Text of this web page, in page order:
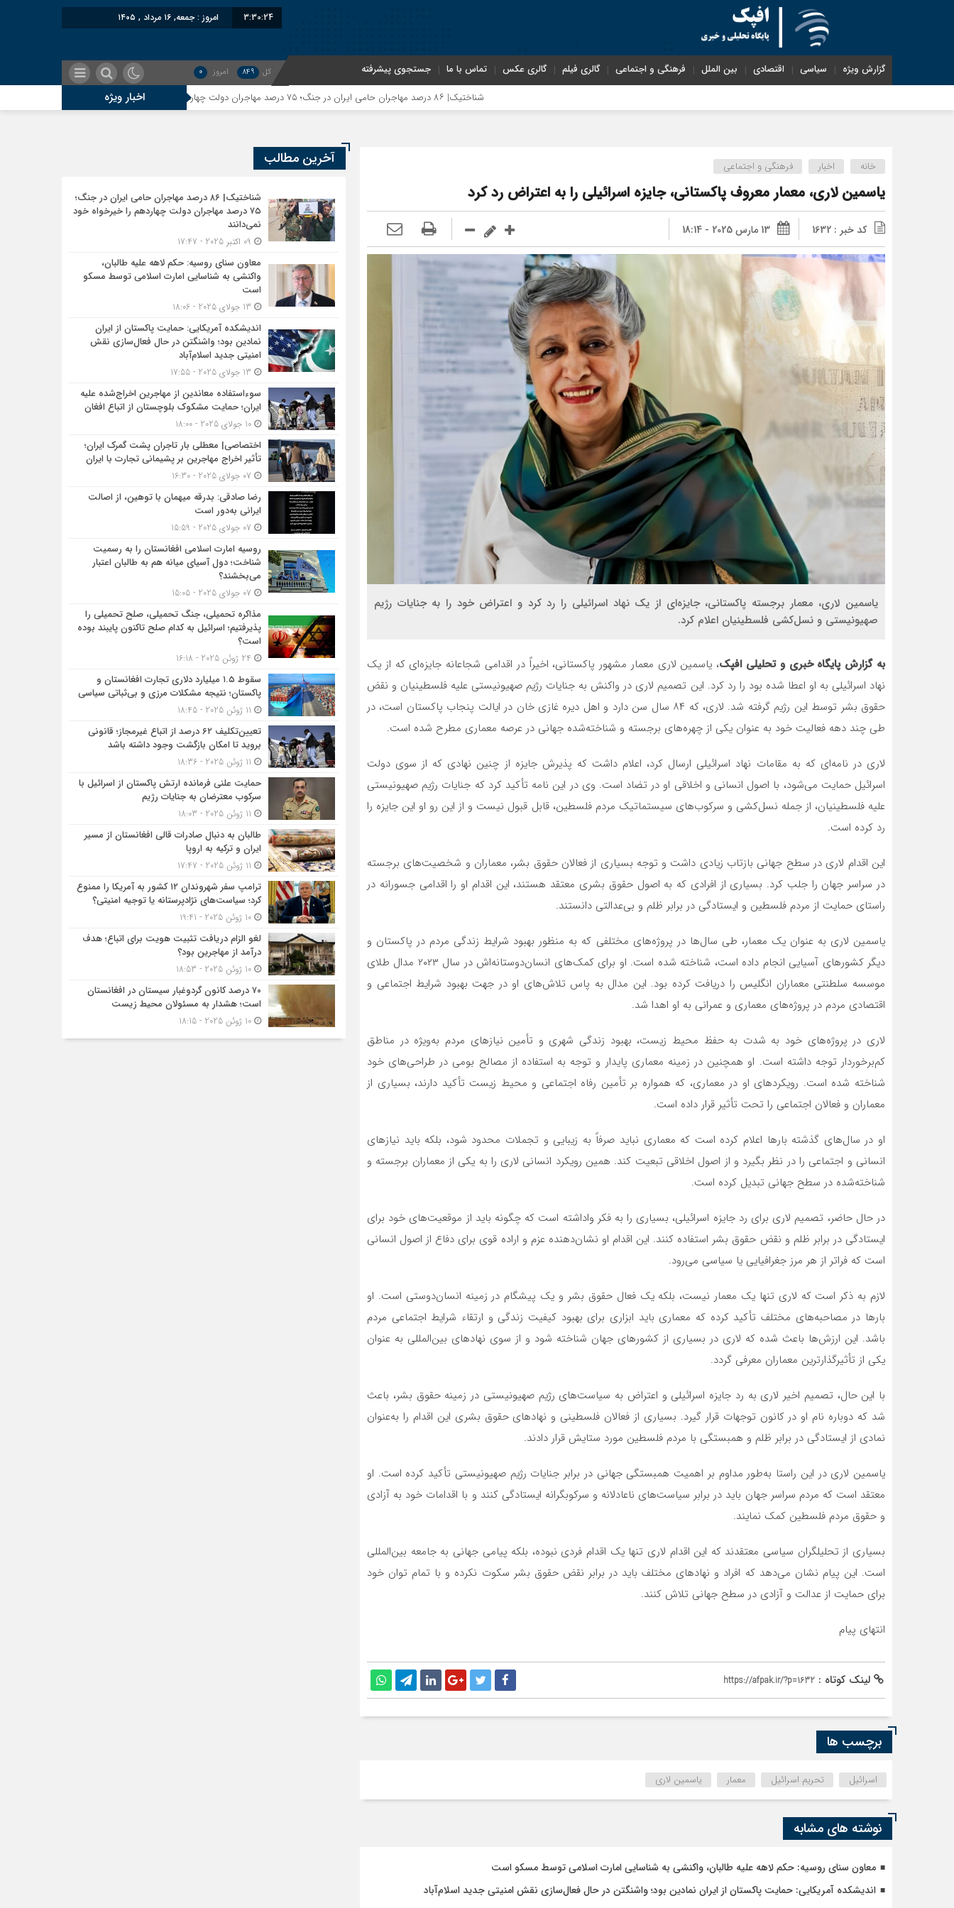
3:30:25 امروز : جمعه, ۱۶ مرداد , ۱۴۰۵
گزارش ویژه سیاسی اقتصادی بین الملل فرهنگی و اجتماعی گالری فیلم گالری عکس تماس با ما جستجوی پیشرفته کل 849 امروز 0
اخبار ویژهمعاون سنای روسیه: حکم
خانه اخبار فرهنگی و اجتماعی
یاسمین لاری، معمار معروف پاکستانی، جایزه اسرائیلی را به اعتراض رد کرد
کد خبر : 1632 13 مارس 2025 - 18:14
یاسمین لاری، معمار برجسته پاکستانی، جایزه‌ای از یک نهاد اسرائیلی را رد کرد و اعتراض خود را به جنایات رژیم
صهیونیستی و نسل‌کشی فلسطینیان اعلام کرد.
به گزارش پایگاه خبری و تحلیلی افپک، یاسمین لاری معمار مشهور پاکستانی، اخیراً در اقدامی شجاعانه جایزه‌ای که از یک
نهاد اسرائیلی به او اعطا شده بود را رد کرد. این تصمیم لاری در واکنش به جنایات رژیم صهیونیستی علیه فلسطینیان و نقض
حقوق بشر توسط این رژیم گرفته شد. لاری، که ۸۴ سال سن دارد و اهل دیره غازی خان در ایالت پنجاب پاکستان است، در
طی چند دهه فعالیت خود به عنوان یکی از چهره‌های برجسته و شناخته‌شده جهانی در عرصه معماری مطرح شده است.
لاری در نامه‌ای که به مقامات نهاد اسرائیلی ارسال کرد، اعلام داشت که پذیرش جایزه از چنین نهادی که از سوی دولت
اسرائیل حمایت می‌شود، با اصول انسانی و اخلاقی او در تضاد است. وی در این نامه تأکید کرد که جنایات رژیم صهیونیستی
علیه فلسطینیان، از جمله نسل‌کشی و سرکوب‌های سیستماتیک مردم فلسطین، قابل قبول نیست و از این رو او این جایزه را
رد کرده است.
این اقدام لاری در سطح جهانی بازتاب زیادی داشت و توجه بسیاری از فعالان حقوق بشر، معماران و شخصیت‌های برجسته
در سراسر جهان را جلب کرد. بسیاری از افرادی که به اصول حقوق بشری معتقد هستند، این اقدام او را اقدامی جسورانه در
راستای حمایت از مردم فلسطین و ایستادگی در برابر ظلم و بی‌عدالتی دانستند.
یاسمین لاری به عنوان یک معمار، طی سال‌ها در پروژه‌های مختلفی که به منظور بهبود شرایط زندگی مردم در پاکستان و
دیگر کشورهای آسیایی انجام داده است، شناخته شده است. او برای کمک‌های انسان‌دوستانه‌اش در سال ۲۰۲۳ مدال طلای
موسسه سلطنتی معماران انگلیس را دریافت کرده بود. این مدال به پاس تلاش‌های او در جهت بهبود شرایط اجتماعی و
اقتصادی مردم در پروژه‌های معماری و عمرانی به او اهدا شد.
لاری در پروژه‌های خود به شدت به حفظ محیط زیست، بهبود زندگی شهری و تأمین نیازهای مردم به‌ویژه در مناطق
کم‌برخوردار توجه داشته است. او همچنین در زمینه معماری پایدار و توجه به استفاده از مصالح بومی در طراحی‌های خود
شناخته شده است. رویکردهای او در معماری، که همواره بر تأمین رفاه اجتماعی و محیط زیست تأکید دارند، بسیاری از
معماران و فعالان اجتماعی را تحت تأثیر قرار داده است.
او در سال‌های گذشته بارها اعلام کرده است که معماری نباید صرفاً به زیبایی و تجملات محدود شود، بلکه باید نیازهای
انسانی و اجتماعی را در نظر بگیرد و از اصول اخلاقی تبعیت کند. همین رویکرد انسانی لاری را به یکی از معماران برجسته و
شناخته‌شده در سطح جهانی تبدیل کرده است.
در حال حاضر، تصمیم لاری برای رد جایزه اسرائیلی، بسیاری را به فکر واداشته است که چگونه باید از موقعیت‌های خود برای
ایستادگی در برابر ظلم و نقض حقوق بشر استفاده کنند. این اقدام او نشان‌دهنده عزم و اراده قوی برای دفاع از اصول انسانی
است که فراتر از هر مرز جغرافیایی یا سیاسی می‌رود.
لازم به ذکر است که لاری تنها یک معمار نیست، بلکه یک فعال حقوق بشر و یک پیشگام در زمینه انسان‌دوستی است. او
بارها در مصاحبه‌های مختلف تأکید کرده که معماری باید ابزاری برای بهبود کیفیت زندگی و ارتقاء شرایط اجتماعی مردم
باشد. این ارزش‌ها باعث شده که لاری در بسیاری از کشورهای جهان شناخته شود و از سوی نهادهای بین‌المللی به عنوان
یکی از تأثیرگذارترین معماران معرفی گردد.
با این حال، تصمیم اخیر لاری به رد جایزه اسرائیلی و اعتراض به سیاست‌های رژیم صهیونیستی در زمینه حقوق بشر، باعث
شد که دوباره نام او در کانون توجهات قرار گیرد. بسیاری از فعالان فلسطینی و نهادهای حقوق بشری این اقدام را به‌عنوان
نمادی از ایستادگی در برابر ظلم و همبستگی با مردم فلسطین مورد ستایش قرار دادند.
یاسمین لاری در این راستا به‌طور مداوم بر اهمیت همبستگی جهانی در برابر جنایات رژیم صهیونیستی تأکید کرده است. او
معتقد است که مردم سراسر جهان باید در برابر سیاست‌های ناعادلانه و سرکوبگرانه ایستادگی کنند و با اقدامات خود به آزادی
و حقوق مردم فلسطین کمک نمایند.
بسیاری از تحلیلگران سیاسی معتقدند که این اقدام لاری تنها یک اقدام فردی نبوده، بلکه پیامی جهانی به جامعه بین‌المللی
است. این پیام نشان می‌دهد که افراد و نهادهای مختلف باید در برابر نقض حقوق بشر سکوت نکرده و با تمام توان خود
برای حمایت از عدالت و آزادی در سطح جهانی تلاش کنند.
انتهای پیام
لینک کوتاه : https://afpak.ir/?p=1632
برچسب ها
اسرائیل تحریم اسرائیل معمار یاسمین لاری
نوشته های مشابه
معاون سنای روسیه: حکم لاهه علیه طالبان، واکنشی به شناسایی امارت اسلامی توسط مسکو است
اندیشکده آمریکایی: حمایت پاکستان از ایران نمادین بود؛ واشنگتن در حال فعال‌سازی نقش امنیتی جدید اسلام‌آباد
آخرین مطالب
شناختیک| ۸۶ درصد مهاجران حامی ایران در جنگ؛
۷۵ درصد مهاجران دولت چهاردهم را خیرخواه خود
نمی‌دانند
معاون سنای روسیه: حکم لاهه علیه طالبان،
واکنشی به شناسایی امارت اسلامی توسط مسکو
است
اندیشکده آمریکایی: حمایت پاکستان از ایران
نمادین بود؛ واشنگتن در حال فعال‌سازی نقش
امنیتی جدید اسلام‌آباد
سوءاستفاده معاندین از مهاجرین اخراج‌شده علیه
ایران؛ حمایت مشکوک بلوچستان از اتباع افغان
10 جولای 2025 - 18:00
اختصاصی| معطلی بار تاجران پشت گمرک ایران؛
تأثیر اخراج مهاجرین بر پشیمانی تجارت با ایران
رضا صادقی: بدرقه میهمان با توهین، از اصالت
ایرانی به‌دور است
روسیه امارت اسلامی افغانستان را به رسمیت
شناخت؛ دول آسیای میانه هم به طالبان اعتبار
می‎‌بخشند؟
مذاکره تحمیلی، جنگ تحمیلی، صلح تحمیلی را
پذیرفتیم؛ اسرائیل به کدام صلح تاکنون پایبند بوده
است؟
سقوط ۱.۵ میلیارد دلاری تجارت افغانستان و
پاکستان؛ نتیجه مشکلات مرزی و بی‌ثباتی سیاسی
تعیین‌تکلیف ۶۲ درصد از اتباع غیرمجاز؛ قانونی
بروید تا امکان بازگشت وجود داشته باشد
حمایت علنی فرمانده ارتش پاکستان از اسرائیل با
سرکوب معترضان به جنایات رژیم
طالبان به دنبال صادرات قالی افغانستان از مسیر
ایران و ترکیه به اروپا
ترامپ سفر شهروندان ۱۲ کشور به آمریکا را ممنوع
کرد؛ سیاست‌های نژادپرستانه یا توجیه امنیتی؟
10 ژوئن 2025 - 19:41
لغو الزام دریافت تثبیت هویت برای اتباع؛ هدف
درآمد از مهاجرین بود؟
10 ژوئن 2025 - 18:53
۷۰ درصد کانون گردوغبار سیستان در افغانستان
است؛ هشدار به مسئولان محیط زیست
10 ژوئن 2025 - 18:15